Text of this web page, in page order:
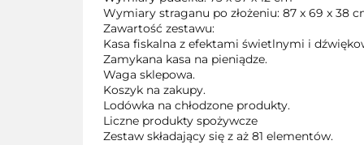
Wymiary straganu po złożeniu: 87 x 69 x 38
Zawartość zestawu:
Kasa fiskalna z efektami świetlnymi i
Zamykana kasa na pieniądze.
Waga sklepowa.
Koszyk na zakupy.
Lodówka na chłodzone produkty.
Liczne produkty spożywcze
Zestaw składający się z aż 81 elementów.